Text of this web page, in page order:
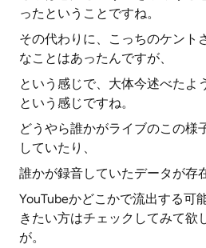
ったということですね。
その代わりに、こっちのケント
なことはあったんですが、
という感じで、大体今述べたよ
という感じですね。
どうやら誰かがライブのこの様
していたり、
誰かが録音していたデータが存
YouTubeかどこかで流出する可
きたい方はチェックしてみて欲
が。